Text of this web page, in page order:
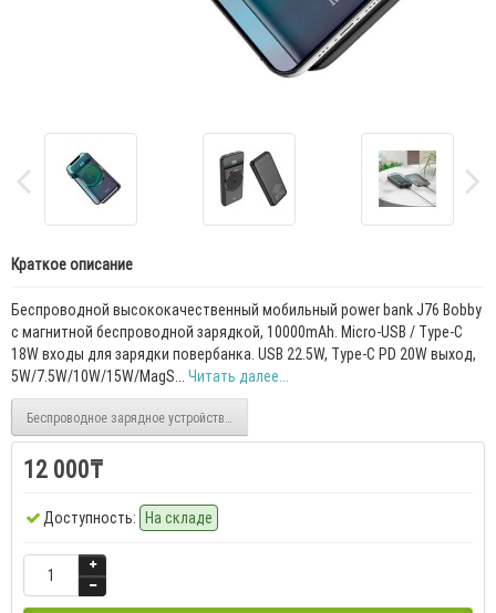
Краткое описание
Беспроводной высококачественный мобильный power bank J76 Bobby
с магнитной беспроводной зарядкой, 10000mAh. Micro-USB / Type-C
18W входы для зарядки повербанка. USB 22.5W, Type-C PD 20W выход,
5W/7.5W/10W/15W/MagS... Читать далее...
Беспроводное зарядное устройство 4в1
12 000₸
Доступность: На складе